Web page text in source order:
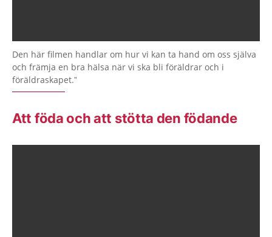
Den här filmen handlar om hur vi kan ta hand om oss själva
och främja en bra hälsa när vi ska bli föräldrar och i
föräldraskapet.”
Att föda och att stötta den födande